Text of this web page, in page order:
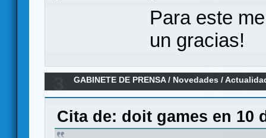
Para este
un gracias!
GABINETE DE PRENSA/ Novedades /
games
Cita de: doit games en 10